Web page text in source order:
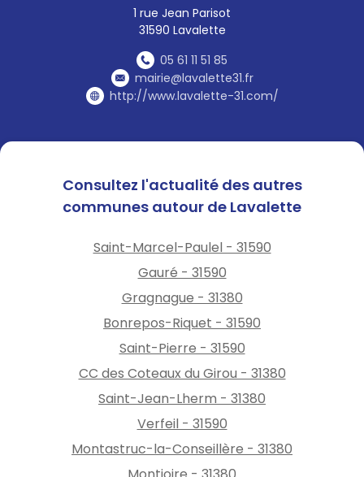
1 rue Jean Parisot
31590 Lavalette
05 61 11 51 85
mairie@lavalette31.fr
http://www.lavalette-31.com/
Consultez l'actualité des autres
communes autour de Lavalette
Saint-Marcel-Paulel - 31590
Gauré - 31590
Gragnague - 31380
Bonrepos-Riquet - 31590
Saint-Pierre - 31590
CC des Coteaux du Girou - 31380
Saint-Jean-Lherm - 31380
Verfeil - 31590
Montastruc-la-Conseillère - 31380